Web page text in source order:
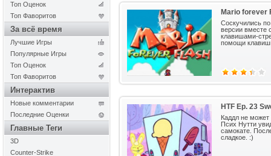
Mario forever
Соскучились
версии вместе
клавишами-
помощи
HTF Ep. 23
Каддл не может
Псих Нутти
самокате.
сладкое. :)
Топ Оценок
Топ Фаворитов
За всё время
Лучшие Игры
Популярные Игры
Топ Оценок
Топ Фаворитов
Интерактив
Новые комментарии
Последние Оценки
Главные Теги
3D
Counter-Strike